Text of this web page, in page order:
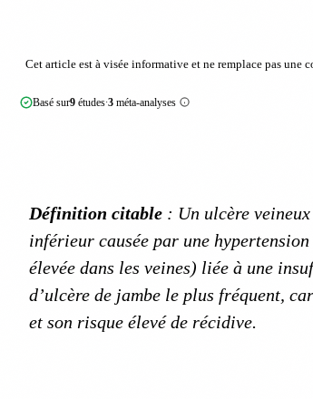
Cet article est à visée informative et ne remplace pas
Basé sur9études·3méta-analyses
Définition citable : Un ulcère
inférieur causée par une
élevée dans les veines) liée à une
d’ulcère de jambe le plus fréquent,
et son risque élevé de récidive.